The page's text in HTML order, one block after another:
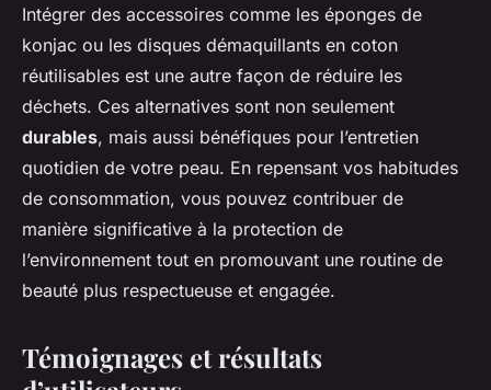
Intégrer des accessoires comme les éponges de
konjac ou les disques démaquillants en coton
réutilisables est une autre façon de réduire les
déchets. Ces alternatives sont non seulement
durables, mais aussi bénéfiques pour l’entretien
quotidien de votre peau. En repensant vos habitudes
de consommation, vous pouvez contribuer de
manière significative à la protection de
l’environnement tout en promouvant une routine de
beauté plus respectueuse et engagée.
Témoignages et résultats